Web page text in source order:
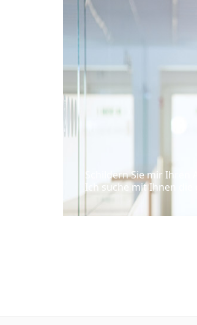
Schildern Sie mir Ihren
Ich suche mit Ihnen die